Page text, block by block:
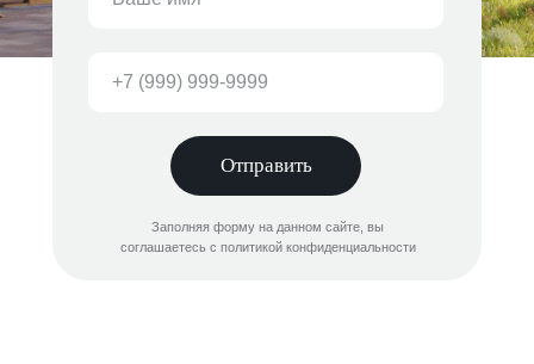
Отправить
Заполняя форму на данном сайте, вы
соглашаетесь с политикой конфиденциальности